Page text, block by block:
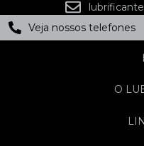
Veja nossos telefones
O